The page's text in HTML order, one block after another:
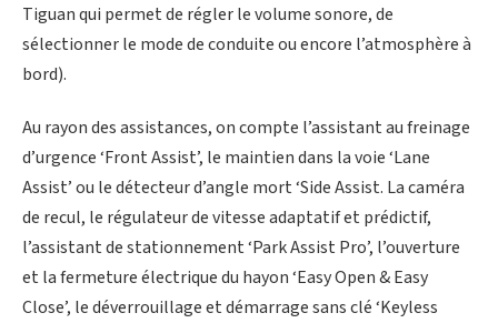
Tiguan qui permet de régler le volume sonore, de
sélectionner le mode de conduite ou encore l’atmosphère à
bord).
Au rayon des assistances, on compte l’assistant au freinage
d’urgence ‘Front Assist’, le maintien dans la voie ‘Lane
Assist’ ou le détecteur d’angle mort ‘Side Assist. La caméra
de recul, le régulateur de vitesse adaptatif et prédictif,
l’assistant de stationnement ‘Park Assist Pro’, l’ouverture
et la fermeture électrique du hayon ‘Easy Open & Easy
Close’, le déverrouillage et démarrage sans clé ‘Keyless